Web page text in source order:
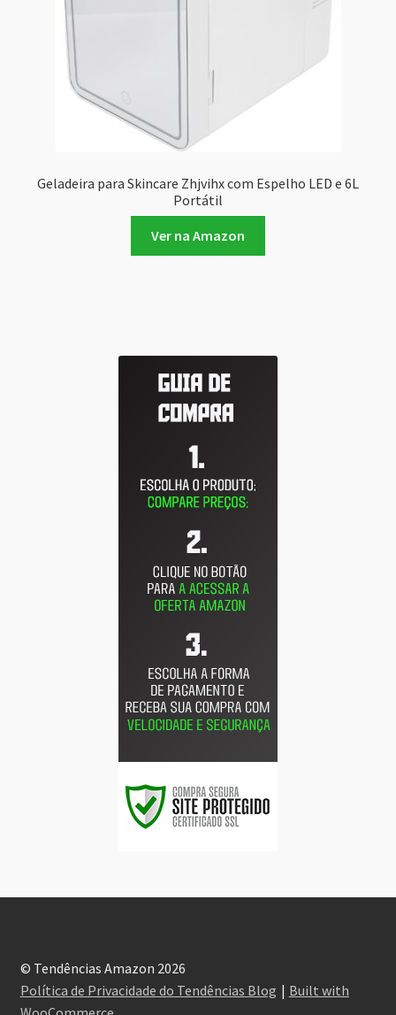
Geladeira para Skincare Zhjvihx com Espelho LED e 6L
Portátil
Ver na Amazon
© Tendências Amazon 2026
Política de Privacidade do Tendências Blog
Built with